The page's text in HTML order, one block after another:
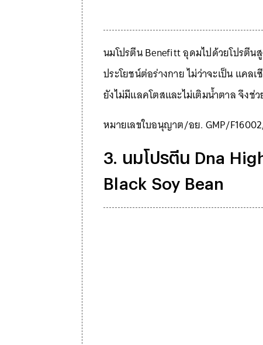
นมโปรตีน Benefitt อุดมไปด้วยโปรตีน
ประโยชน์ต่อร่างกาย ไม่ว่าจะเป็น แค
ยังไม่มีแลคโตสและไม่เติมน้ำตาล จึง
หมายเลขใบอนุญาต/อย. GMP/
3. นมโปรตีน Dna
Black Soy Bean